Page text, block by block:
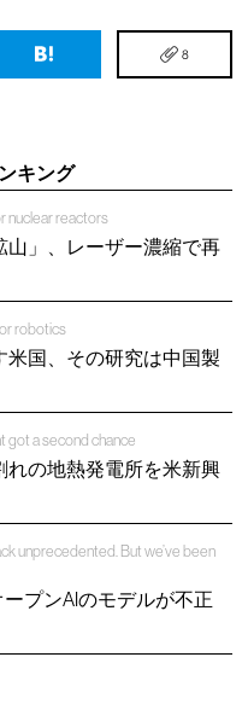
8
キング
nuclear reactors
」、レーザー濃縮で再
robotics
国、その研究は中国製
got a second chance
の地熱発電所を米新興
unprecedented. But we’ve been
ープンAIのモデルが不正